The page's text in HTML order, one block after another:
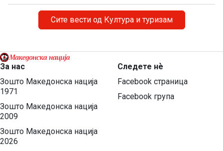
потекнувал од Давидовиот род, а света Ана од родот
на Аарон. Биле многу дарежливи, милосрдни. За […]
Сите вести од Култура и туризам
За нас
Зошто Македонска нација
1971
Зошто Македонска нација
2009
Зошто Македонска нација
2026
Следете нѐ
Facebook страница
Facebook група